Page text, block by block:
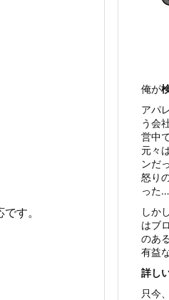
す。
俺が
アパ
う会
営中
元々
ンだ
怒り
った…
しか
はブ
のあ
有益
詳し
只今